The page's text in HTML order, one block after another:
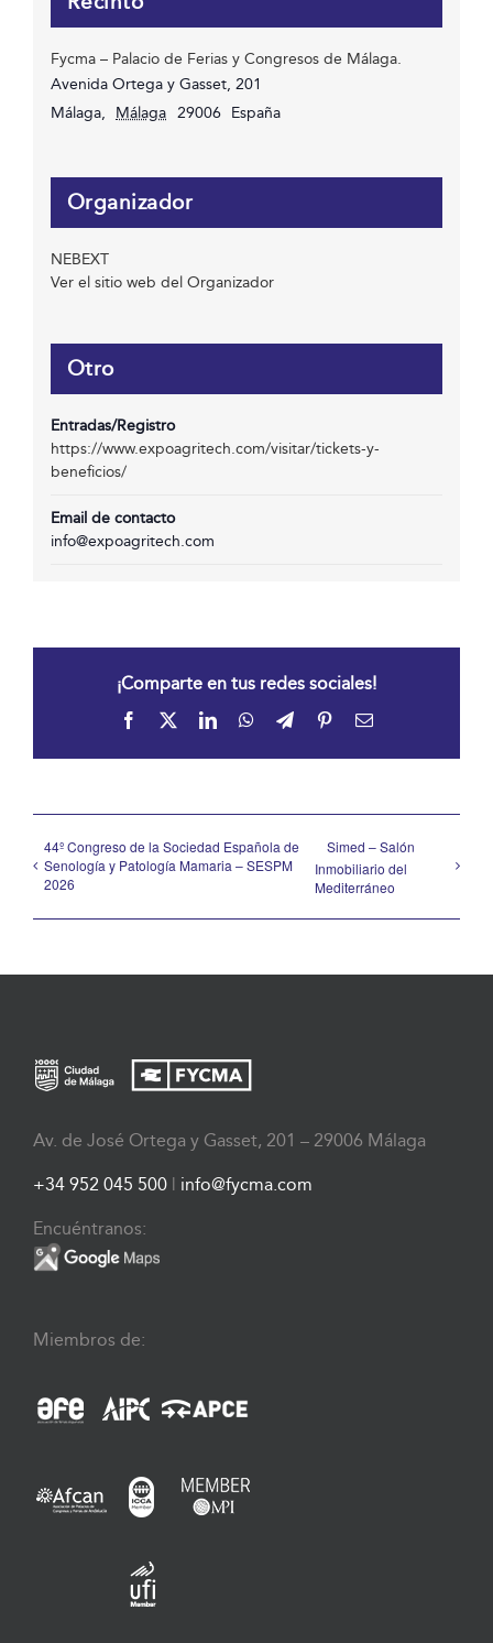
Fycma – Palacio de Ferias y Congresos de Málaga.
Avenida Ortega y Gasset, 201
Málaga, Málaga 29006 España
Organizador
NEBEXT
Ver el sitio web del Organizador
Otro
Entradas/Registro
https://www.expoagritech.com/visitar/tickets-y-
beneficios/
Email de contacto
info@expoagritech.com
¡Comparte en tus redes sociales!
Facebook LinkedInWhatsApp
TelegramPinterestCorreo
44º Congreso de la Sociedad Española de
Senología y Patología Mamaria – SESPM
2026
Simed – Salón
Inmobiliario del
Mediterráneo
Av. de José Ortega y Gasset, 201 – 29006 Málaga
+34 952 045 500 info@fycma.com
Encuéntranos:
Miembros de: